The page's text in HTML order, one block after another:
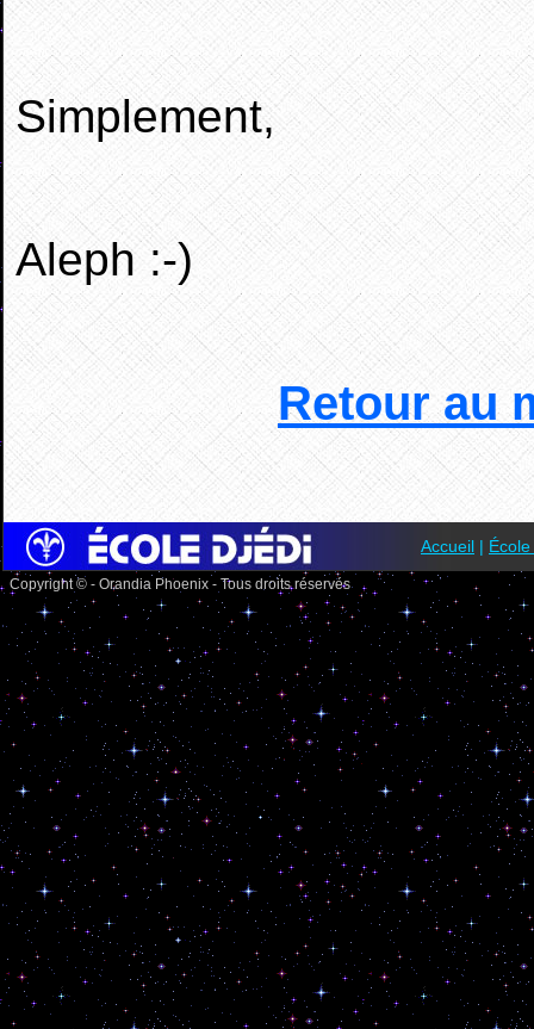
Simplement,
Aleph :-)
Retour au
Accueil |
Copyright © - Orandia Phoenix - Tous droits réservés